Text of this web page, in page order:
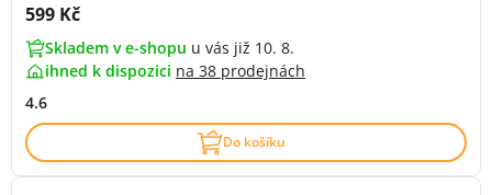
Cena s DPH:
599 Kč
Skladem v e-shopu u vás již 10. 8.
ihned k dispozici na 38 prodejnách
4.6
Do košíku